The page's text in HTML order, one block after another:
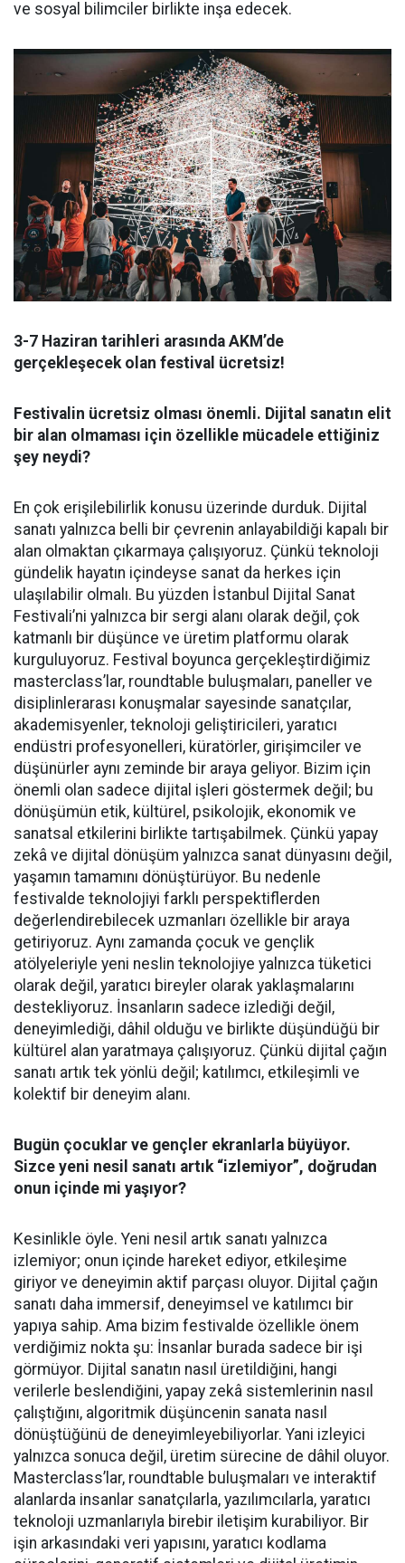
ve sosyal bilimciler birlikte inşa edecek.
3-7 Haziran tarihleri arasında AKM’de
gerçekleşecek olan festival ücretsiz!
Festivalin ücretsiz olması önemli. Dijital sanatın elit
bir alan olmaması için özellikle mücadele ettiğiniz
şey neydi?
En çok erişilebilirlik konusu üzerinde durduk. Dijital
sanatı yalnızca belli bir çevrenin anlayabildiği kapalı bir
alan olmaktan çıkarmaya çalışıyoruz. Çünkü teknoloji
gündelik hayatın içindeyse sanat da herkes için
ulaşılabilir olmalı. Bu yüzden İstanbul Dijital Sanat
Festivali’ni yalnızca bir sergi alanı olarak değil, çok
katmanlı bir düşünce ve üretim platformu olarak
kurguluyoruz. Festival boyunca gerçekleştirdiğimiz
masterclass’lar, roundtable buluşmaları, paneller ve
disiplinlerarası konuşmalar sayesinde sanatçılar,
akademisyenler, teknoloji geliştiricileri, yaratıcı
endüstri profesyonelleri, küratörler, girişimciler ve
düşünürler aynı zeminde bir araya geliyor. Bizim için
önemli olan sadece dijital işleri göstermek değil; bu
dönüşümün etik, kültürel, psikolojik, ekonomik ve
sanatsal etkilerini birlikte tartışabilmek. Çünkü yapay
zekâ ve dijital dönüşüm yalnızca sanat dünyasını değil,
yaşamın tamamını dönüştürüyor. Bu nedenle
festivalde teknolojiyi farklı perspektiflerden
değerlendirebilecek uzmanları özellikle bir araya
getiriyoruz. Aynı zamanda çocuk ve gençlik
atölyeleriyle yeni neslin teknolojiye yalnızca tüketici
olarak değil, yaratıcı bireyler olarak yaklaşmalarını
destekliyoruz. İnsanların sadece izlediği değil,
deneyimlediği, dâhil olduğu ve birlikte düşündüğü bir
kültürel alan yaratmaya çalışıyoruz. Çünkü dijital çağın
sanatı artık tek yönlü değil; katılımcı, etkileşimli ve
kolektif bir deneyim alanı.
Bugün çocuklar ve gençler ekranlarla büyüyor.
Sizce yeni nesil sanatı artık “izlemiyor”, doğrudan
onun içinde mi yaşıyor?
Kesinlikle öyle. Yeni nesil artık sanatı yalnızca
izlemiyor; onun içinde hareket ediyor, etkileşime
giriyor ve deneyimin aktif parçası oluyor. Dijital çağın
sanatı daha immersif, deneyimsel ve katılımcı bir
yapıya sahip. Ama bizim festivalde özellikle önem
verdiğimiz nokta şu: İnsanlar burada sadece bir işi
görmüyor. Dijital sanatın nasıl üretildiğini, hangi
verilerle beslendiğini, yapay zekâ sistemlerinin nasıl
çalıştığını, algoritmik düşüncenin sanata nasıl
dönüştüğünü de deneyimleyebiliyorlar. Yani izleyici
yalnızca sonuca değil, üretim sürecine de dâhil oluyor.
Masterclass’lar, roundtable buluşmaları ve interaktif
alanlarda insanlar sanatçılarla, yazılımcılarla, yaratıcı
teknoloji uzmanlarıyla birebir iletişim kurabiliyor. Bir
işin arkasındaki veri yapısını, yaratıcı kodlama